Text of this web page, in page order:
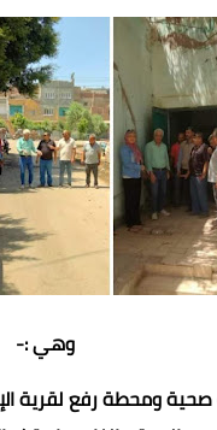
وهي :-
ومحطة رفع لقرية